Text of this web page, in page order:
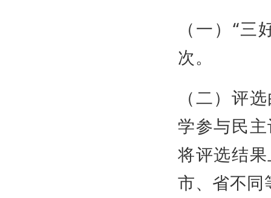
（一）“
次。
（二）评
学参与民
将评选结
市、省不同